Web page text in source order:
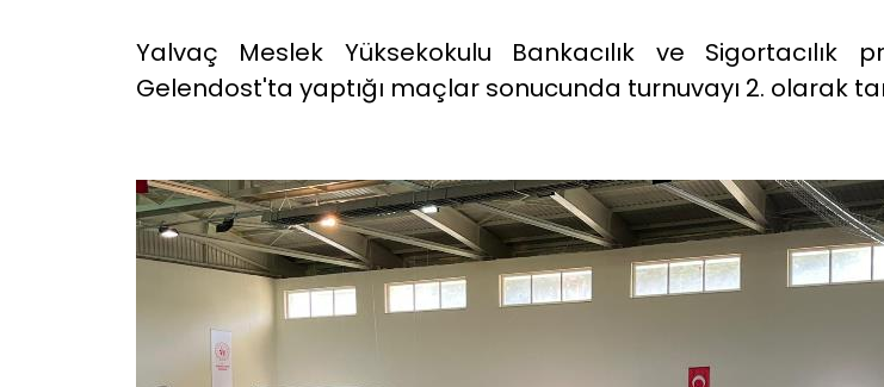
Yalvaç Meslek Yüksekokulu Bankacılık ve Sigortacılık
Gelendost'ta yaptığı maçlar sonucunda turnuvayı 2. olarak